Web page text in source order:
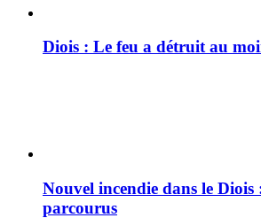
Diois : Le feu a détruit au
Nouvel incendie dans le Diois
parcourus